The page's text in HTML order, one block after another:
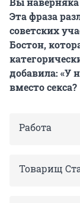
Эта фраза
советских
Бостон,
добавила: «У
вместо секса?
Работа
Товарищ